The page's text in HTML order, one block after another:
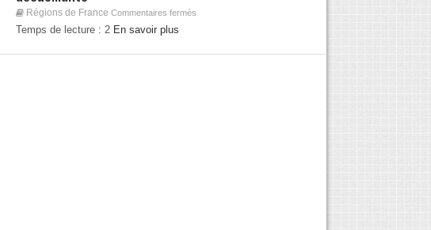
Régions de France Commentaires fermés
Temps de lecture : 2 En savoir plus